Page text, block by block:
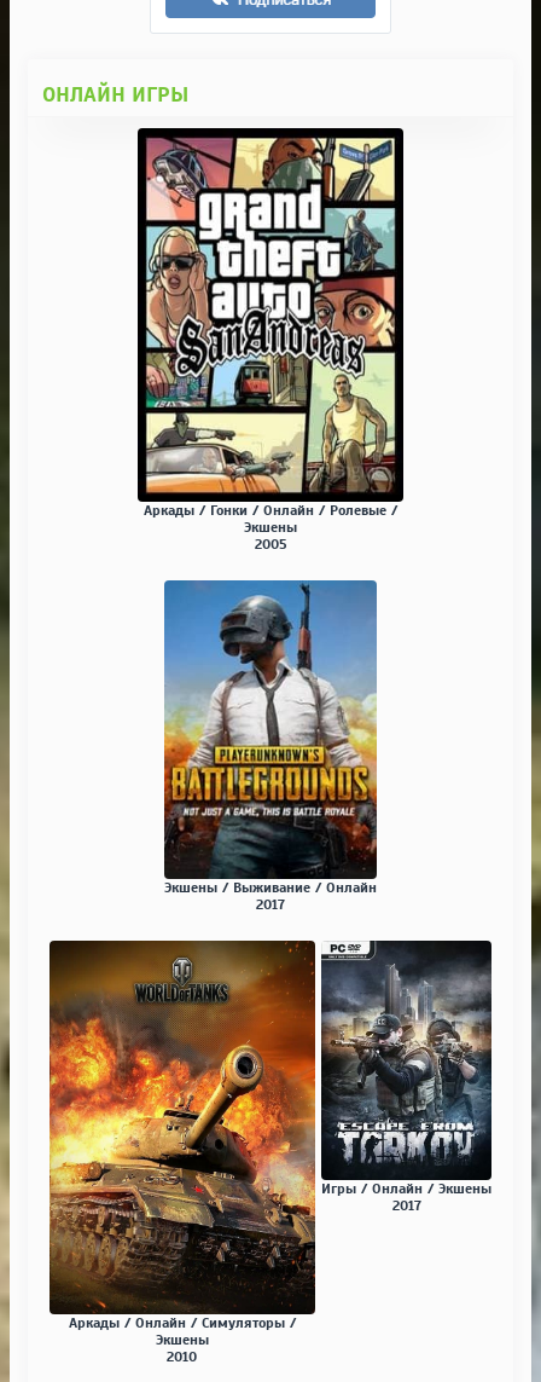
ОНЛАЙН ИГРЫ
Аркады / Гонки / Онлайн / Ролевые /
Экшены
2005
Экшены / Выживание / Онлайн
2017
Аркады / Онлайн / Симуляторы /
Экшены
2010
Игры / Онлайн / Экшены
2017